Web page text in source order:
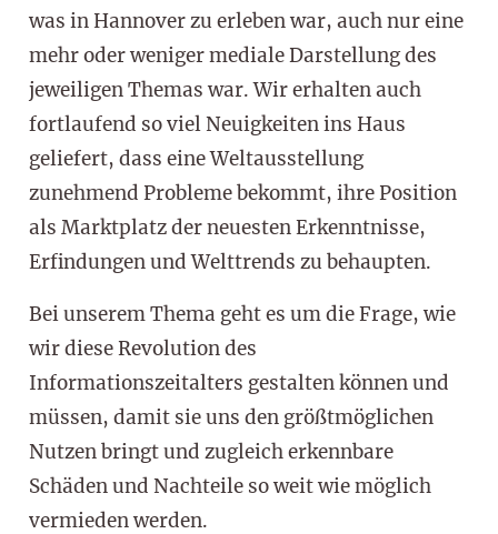
was in Hannover zu erleben war, auch nur eine
mehr oder weniger mediale Darstellung des
jeweiligen Themas war. Wir erhalten auch
fortlaufend so viel Neuigkeiten ins Haus
geliefert, dass eine Weltausstellung
zunehmend Probleme bekommt, ihre Position
als Marktplatz der neuesten Erkenntnisse,
Erfindungen und Welttrends zu behaupten.
Bei unserem Thema geht es um die Frage, wie
wir diese Revolution des
Informationszeitalters gestalten können und
müssen, damit sie uns den größtmöglichen
Nutzen bringt und zugleich erkennbare
Schäden und Nachteile so weit wie möglich
vermieden werden.